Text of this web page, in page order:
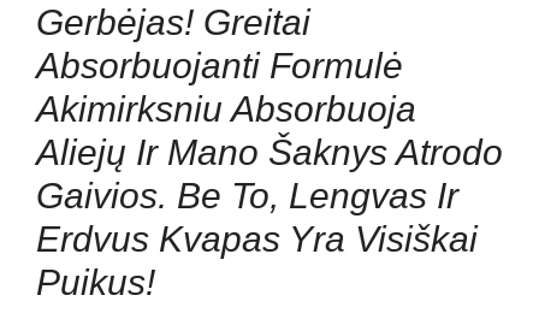
Gerbėjas! Greitai
Absorbuojanti Formulė
Akimirksniu Absorbuoja
Aliejų Ir Mano Šaknys Atrodo
Gaivios. Be To, Lengvas Ir
Erdvus Kvapas Yra Visiškai
Puikus!